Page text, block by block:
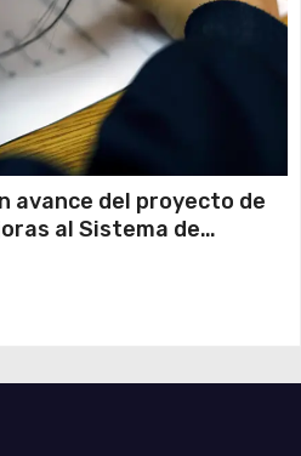
avance del proyecto de
al Sistema de